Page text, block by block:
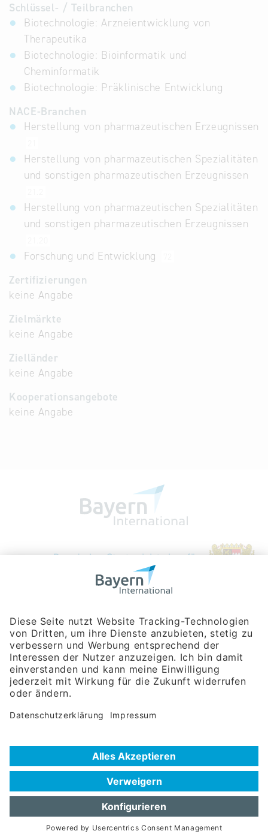
Schlüssel- / Teilbranchen
Biotechnologie: Arzneientwicklung von
Therapeutika
Biotechnologie: Bioinformatik und
Cheminformatik
Biotechnologie: Präklinische Entwicklung
NACE-Branchen
Herstellung von pharmazeutischen Erzeugnissen
Herstellung von pharmazeutischen Spezialitäten
und sonstigen pharmazeutischen Erzeugnissen
Herstellung von pharmazeutischen Spezialitäten
und sonstigen pharmazeutischen Erzeugnissen
Forschung und Entwicklung
Zertifizierungen
keine Angabe
Zielmärkte
keine Angabe
Zielländer
keine Angabe
Kooperationsangebote
keine Angabe
Bayerische Gesellschaft für Internationale
Rosenheimer Str. 143C
81671 München
Tel:+49 180 5949260
(Festnetz 14 ct/min, Mobil max. 42 ct/min)
Hotline
Datenschutzerklärung
Nutzungsbedingungen
Häufig gestellte Fragen (FAQ)